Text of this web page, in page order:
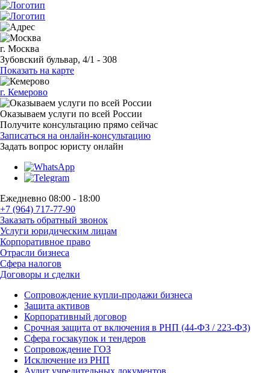
г. Москва
Зубовский бульвар, 4/1 - 308
Показать на карте
г. Кемерово
Оказываем услуги по всей России
Получите консультацию прямо сейчас
Записаться на онлайн-консультацию
Задать вопрос юристу онлайн
Ежедневно 08:00 - 18:00
+7 (964) 717-77-90
Заказать обратный звонок
Услуги юридическим лицам
Корпоративное право
Отрасли бизнеса
Сфера налогов
Договоры и сделки
Сопровождение купли-продажи бизнеса
Защита активов
Корпоративный договор
Срочная защита от включения в РНП (44-ФЗ / 223-ФЗ)
Сфера госзакупок и тендеров
Сопровождение ГОЗ
Исключение из РНП
Аудит учредительных документов